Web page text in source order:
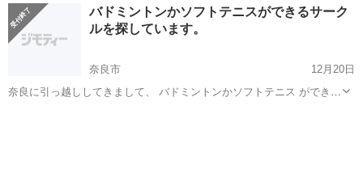
も大丈夫。🐛
奈良 大和郡山市 大和小泉駅 バドミントン
バドミントンかソフトテニスができるサーク
ルを探しています。
奈良市
12月20日
奈良に引っ越ししてきまして、 バドミントンかソフトテニス ができる